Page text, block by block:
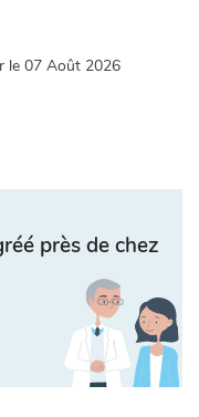
le 07 Août 2026
près de chez